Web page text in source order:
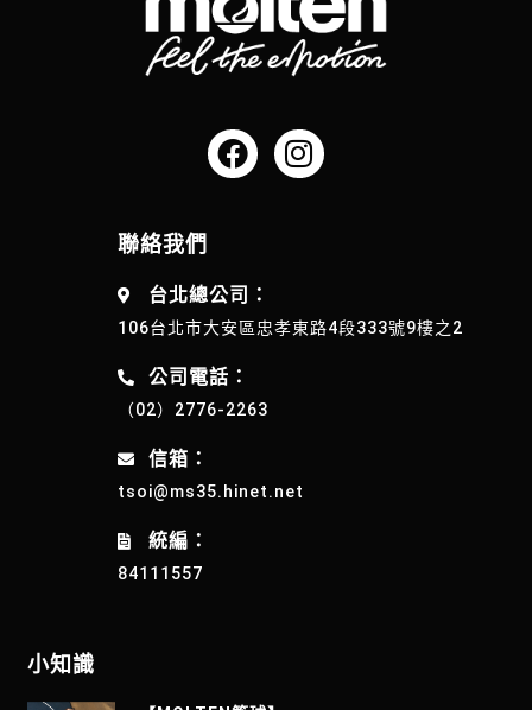
聯絡我們
台北總公司：
106台北市大安區忠孝東路4段333號9樓之2
公司電話：
（02）2776-2263
信箱：
tsoi@ms35.hinet.net
統編：
84111557
小知識